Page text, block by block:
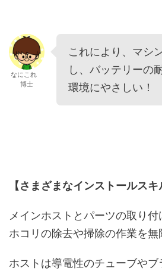
なにこれ
博士
これにより、マシ
し、バッテリーの
環境にやさしい！
【さまざまなインストールスキ
メインホストとパーツの取り付
ホコリの除去や掃除の作業を無
ホストは導電性のチューブやブ